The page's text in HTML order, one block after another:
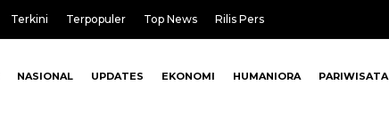
Terkini Terpopuler Top News Rilis Pers
NASIONAL UPDATES EKONOMI HUMANIORA PARIWISATA